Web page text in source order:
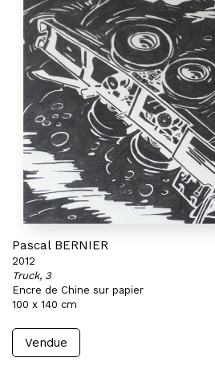
Pascal BERNIER
2012
Truck, 3
Encre de Chine sur papier
100 x 140 cm
Vendue